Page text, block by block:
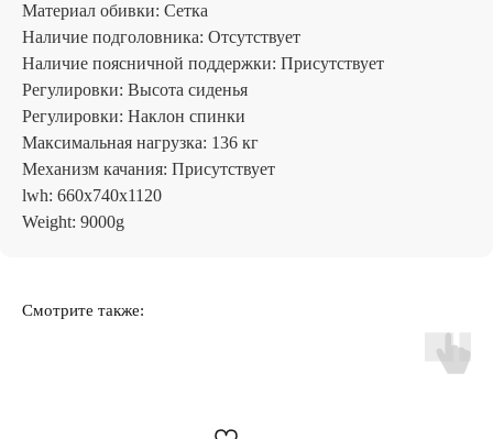
Материал обивки: Сетка
Наличие подголовника: Отсутствует
Наличие поясничной поддержки: Присутствует
Регулировки: Высота сиденья
Регулировки: Наклон спинки
Максимальная нагрузка: 136 кг
Механизм качания: Присутствует
lwh: 660x740x1120
Weight: 9000g
Смотрите также:
Отзывы